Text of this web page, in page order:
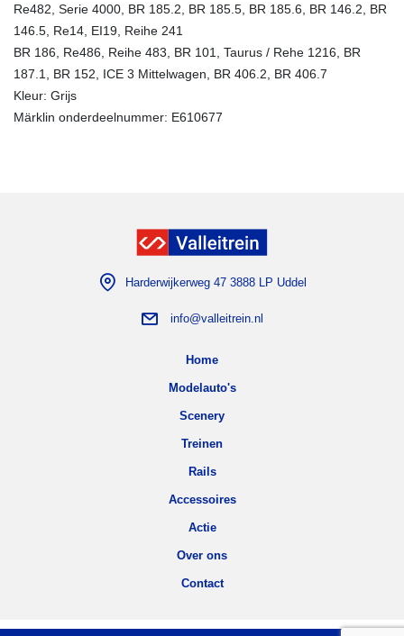
Re482, Serie 4000, BR 185.2, BR 185.5, BR 185.6, BR 146.2, BR
146.5, Re14, EI19, Reihe 241
BR 186, Re486, Reihe 483, BR 101, Taurus / Rehe 1216, BR
187.1, BR 152, ICE 3 Mittelwagen, BR 406.2, BR 406.7
Kleur: Grijs
Märklin onderdeelnummer: E610677
Harderwijkerweg 47 3888 LP Uddel
info@valleitrein.nl
Home
Modelauto's
Scenery
Treinen
Rails
Accessoires
Actie
Over ons
Contact